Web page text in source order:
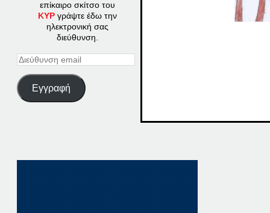
επίκαιρο σκίτσο του
ΚΥΡγράψτε έδω την
ηλεκτρονική σας
διεύθυνση.
Διεύθυνση
Εγγραφή